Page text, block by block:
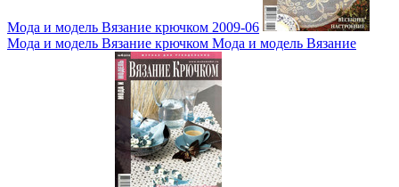
Мода и модель Вязание крючком 2009-06
Мода и модель Вязание крючком Мода и модель Вязание